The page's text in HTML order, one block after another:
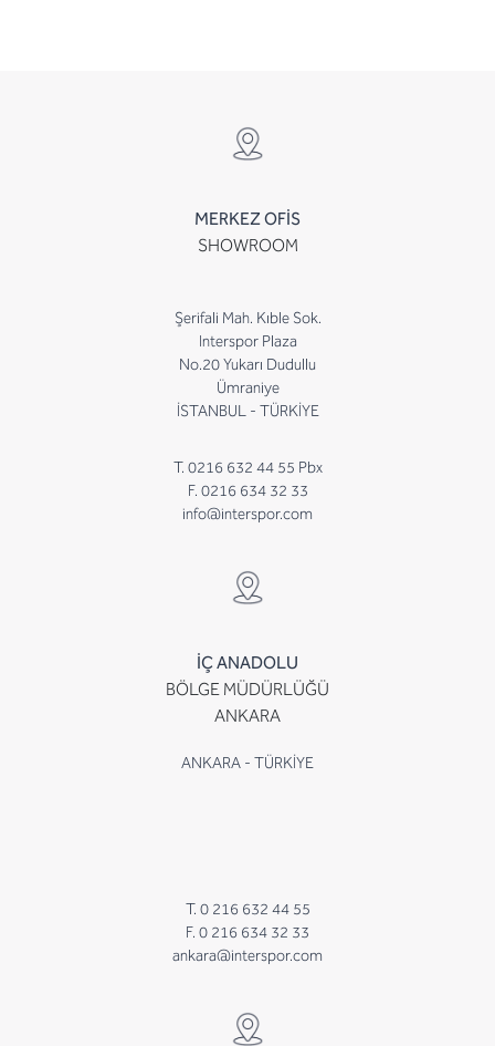
MERKEZ OFİS
SHOWROOM
Şerifali Mah. Kıble Sok.
Interspor Plaza
No.20 Yukarı Dudullu
Ümraniye
İSTANBUL - TÜRKİYE
T. 0216 632 44 55 Pbx
F. 0216 634 32 33
info@interspor.com
İÇ ANADOLU
BÖLGE MÜDÜRLÜĞÜ
ANKARA
ANKARA - TÜRKİYE
T. 0 216 632 44 55
F. 0 216 634 32 33
ankara@interspor.com